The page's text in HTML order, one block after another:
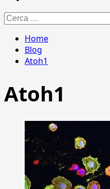
Ricerca
per:
Home
Blog
Atoh1
Atoh1